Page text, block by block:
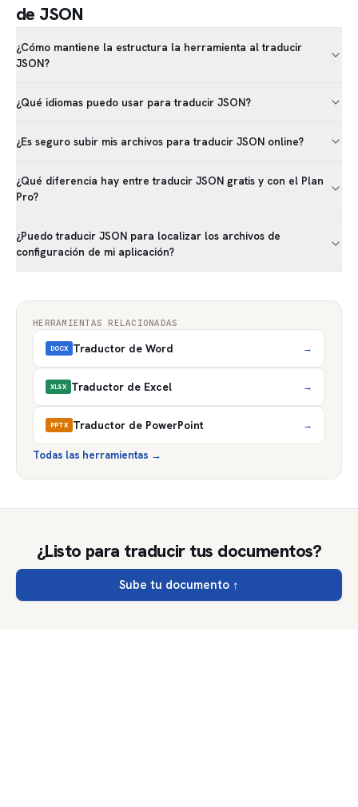
de JSON
¿Cómo mantiene la estructura la herramienta al traducir
JSON?
¿Qué idiomas puedo usar para traducir JSON?
¿Es seguro subir mis archivos para traducir JSON online?
¿Qué diferencia hay entre traducir JSON gratis y con el Plan
Pro?
¿Puedo traducir JSON para localizar los archivos de
configuración de mi aplicación?
HERRAMIENTAS RELACIONADAS
DOCX Traductor de Word →
XLSX Traductor de Excel →
PPTX Traductor de PowerPoint →
Todas las herramientas →
¿Listo para traducir tus documentos?
Sube tu documento ↑